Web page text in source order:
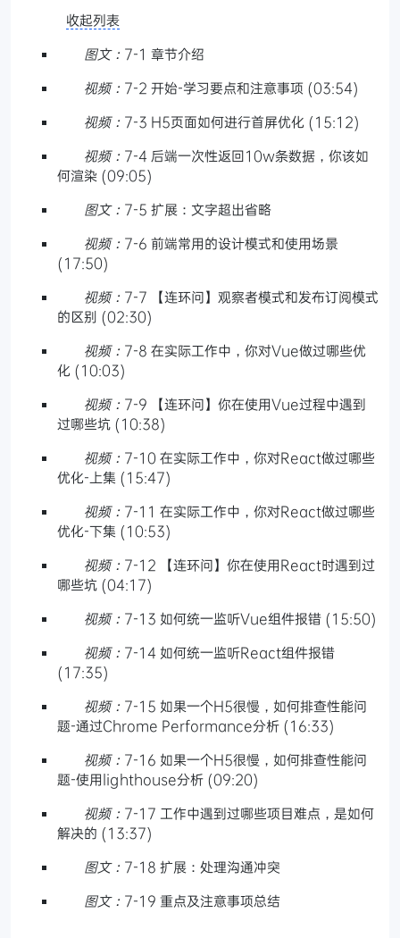
收起列表
图文： 7-1 章节介绍
视频： 7-2 开始-学习要点和注意事项 (03:54)
视频： 7-3 H5页面如何进行首屏优化 (15:12)
视频： 7-4 后端一次性返回10w条数据，你该如
何渲染 (09:05)
图文： 7-5 扩展：文字超出省略
视频： 7-6 前端常用的设计模式和使用场景
(17:50)
视频： 7-7 【连环问】观察者模式和发布订阅模式
的区别 (02:30)
视频： 7-8 在实际工作中，你对Vue做过哪些优
化 (10:03)
视频： 7-9 【连环问】你在使用Vue过程中遇到
过哪些坑 (10:38)
视频： 7-10 在实际工作中，你对React做过哪些
优化-上集 (15:47)
视频： 7-11 在实际工作中，你对React做过哪些
优化-下集 (10:53)
视频： 7-12 【连环问】你在使用React时遇到过
哪些坑 (04:17)
视频： 7-13 如何统一监听Vue组件报错 (15:50)
视频： 7-14 如何统一监听React组件报错
(17:35)
视频： 7-15 如果一个H5很慢，如何排查性能问
题-通过Chrome Performance分析 (16:33)
视频： 7-16 如果一个H5很慢，如何排查性能问
题-使用lighthouse分析 (09:20)
视频： 7-17 工作中遇到过哪些项目难点，是如何
解决的 (13:37)
图文： 7-18 扩展：处理沟通冲突
图文： 7-19 重点及注意事项总结